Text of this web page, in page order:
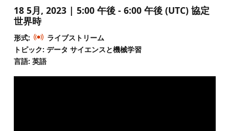
18 5月, 2023 | 5:00 午後 - 6:00 午後 (UTC) 協定
世界時
形式:
ライブストリーム
トピック: データ サイエンスと機械学習
言語: 英語